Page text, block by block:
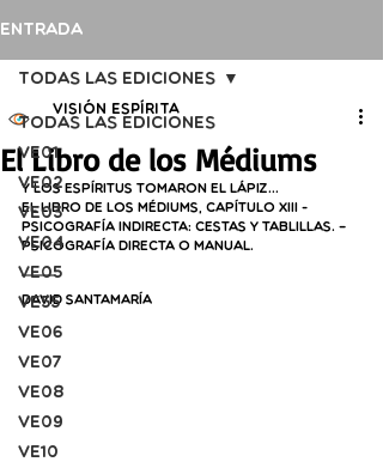
Entrada
Todas las ediciones
VE01
VE02
VE03
VE04
VE05
VE55
VE06
VE07
VE08
VE09
VE10
Todas las ediciones
El Libro de los Médiums
Visión Espírita
Y los Espíritus tomaron el lápiz…
El Libro de los Médiums, capítulo XIII -
Psicografía indirecta: cestas y tablillas. –
Psicografía directa o manual.
David Santamaría